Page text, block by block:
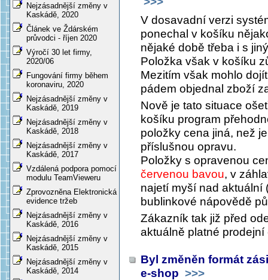
Nejzásadnější změny v
Kaskádě, 2020
Článek ve Ždárském
průvodci - říjen 2020
Výročí 30 let firmy,
2020/06
Fungování firmy během
koronaviru, 2020
Nejzásadnější změny v
Kaskádě, 2019
Nejzásadnější změny v
Kaskádě, 2018
Nejzásadnější změny v
Kaskádě, 2017
Vzdálená podpora pomocí
modulu TeamVieweru
Zprovozněna Elektronická
evidence tržeb
Nejzásadnější změny v
Kaskádě, 2016
Nejzásadnější změny v
Kaskádě, 2015
Nejzásadnější změny v
Kaskádě, 2014
V dosavadní verzi
ponechal v košíku
nějaké době třeba i s
Položka však v košíku
Mezitím však mohlo
pádem objednal zboží
Nově je tato situace
košíku program
položky cena jiná, než
příslušnou opravu.
Položky s opravenou
červenou bavou, v
najetí myší nad aktuální
bublinkové nápovědě
Zákazník tak již před
aktuálně platné prodejní
Byl změněn formát
e-shop >>>